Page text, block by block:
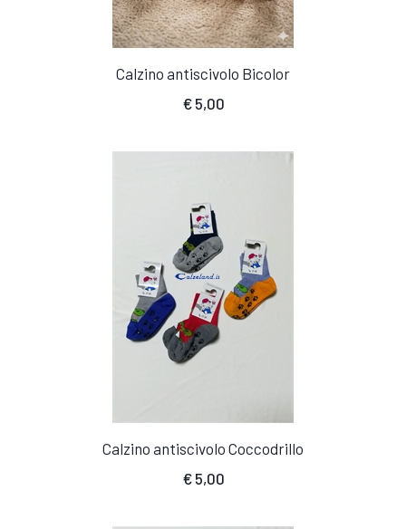
Calzino antiscivolo Bicolor
€5,00
Calzino antiscivolo Coccodrillo
€5,00